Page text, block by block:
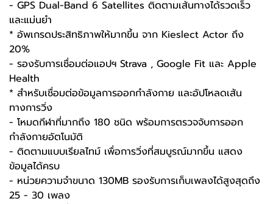
- GPS Dual-Band 6 Satellites ติดตามเส้นทางได้รวดเร็ว
และแม่นยำ
* อัพเกรดประสิทธิภาพให้มากขึ้น จาก Kieslect Actor ถึง
20%
- รองรับการเชื่อมต่อแอปฯ Strava , Google Fit และ Apple
Health
* สำหรับเชื่อมต่อข้อมูลการออกกำลังกาย และอัปโหลดเส้น
ทางการวิ่ง
- โหมดกีฬาที่มากถึง 180 ชนิด พร้อมการตรวจจับการออก
กำลังกายอัตโนมัติ
- ติดตามแบบเรียลไทม์ เพื่อการวิ่งที่สมบูรณ์มากขึ้น แสดง
ข้อมูลได้ครบ
- หน่วยความจำขนาด 130MB รองรับการเก็บเพลงได้สูงสุดถึง
25 - 30 เพลง